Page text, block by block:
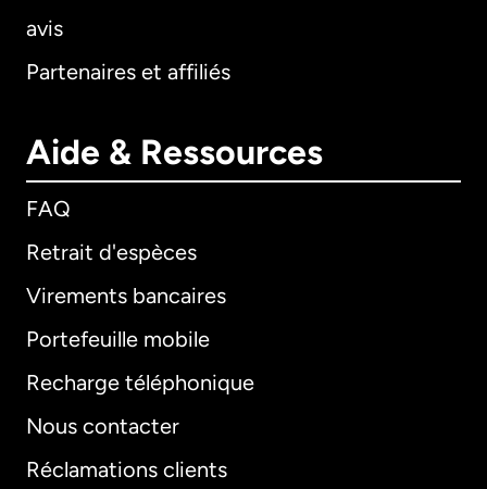
avis
Partenaires et affiliés
Aide & Ressources
FAQ
Retrait d'espèces
Virements bancaires
Portefeuille mobile
Recharge téléphonique
Nous contacter
Réclamations clients